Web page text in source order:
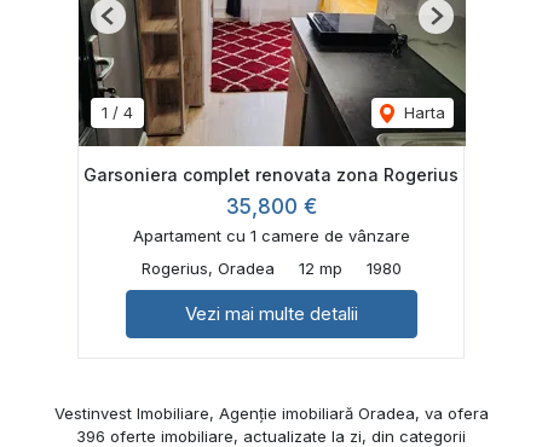
1 / 4 Harta
Previous Next
Garsoniera complet renovata zona Rogerius
35,800 €
Apartament cu 1 camere de vânzare
Rogerius, Oradea
12 mp 1980
Vezi mai multe detalii
Vestinvest Imobiliare, Agenție imobiliară Oradea, va ofera
396 oferte imobiliare, actualizate la zi, din categorii